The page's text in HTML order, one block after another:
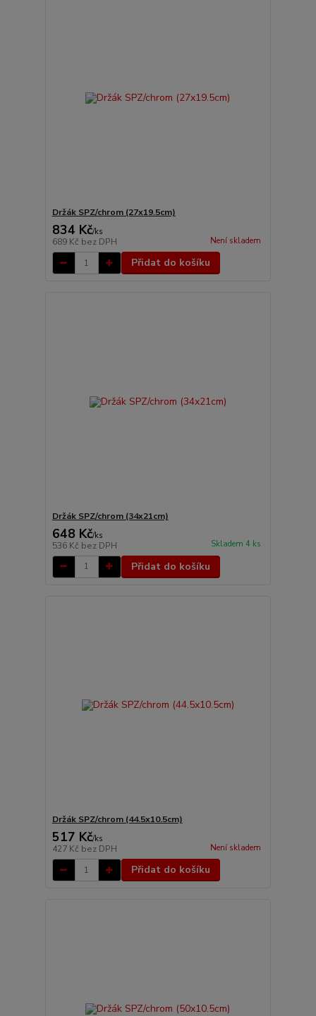
Držák SPZ/chrom (27x19.5cm)
834 Kč/ks
689 Kč bez DPH Není skladem
Přidat do košíku
Držák SPZ/chrom (34x21cm)
648 Kč/ks
536 Kč bez DPH Skladem 4 ks
Přidat do košíku
Držák SPZ/chrom (44.5x10.5cm)
517 Kč/ks
427 Kč bez DPH Není skladem
Přidat do košíku